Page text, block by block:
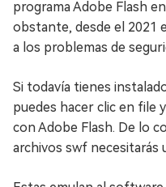
programa Adobe Flash
obstante, desde el 2021
a los problemas de
Si todavía tienes
puedes hacer clic en file
con Adobe Flash. De lo
archivos swf necesitarás